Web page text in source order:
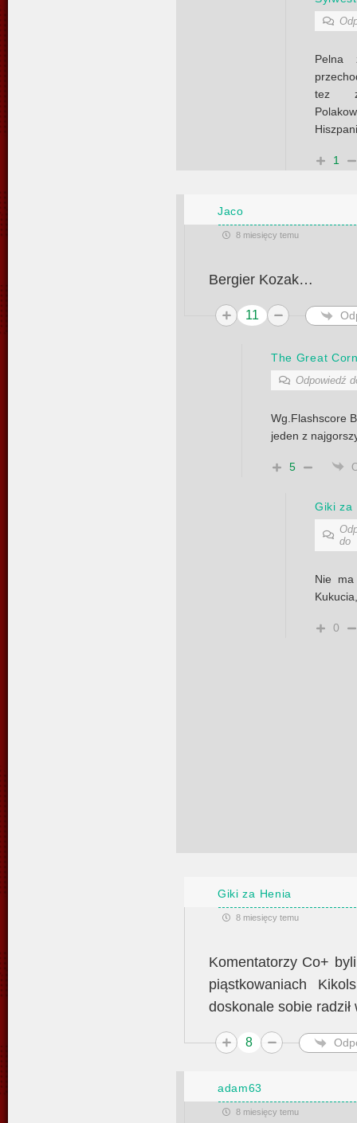
Pelna
tez
1
Jaco
8 miesięcy temu
Bergier Kozak…
11
The Great
Odpowiedź
Wg.Flashscore
jeden z
5
Giki za
do
Nie ma
0
Giki za Henia
8 miesięcy temu
Komentatorzy Co+
piąstkowaniach
doskonale sobie
8
adam63
8 miesięcy temu